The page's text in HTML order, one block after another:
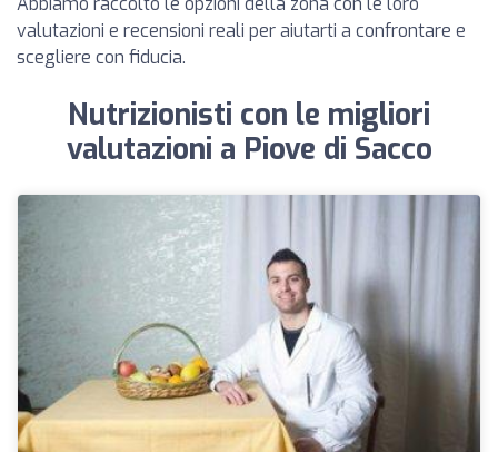
valutazioni e recensioni reali per aiutarti a confrontare e
scegliere con fiducia.
Nutrizionisti con le migliori
valutazioni a Piove di Sacco